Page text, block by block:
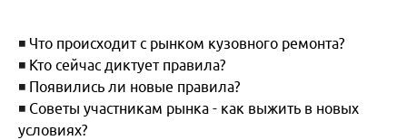
2. Дмитрий Щербухин - Начальник отдела
Автотехнической экспертизы, «АльфаСтрахование»
3. Сергей Кожевников - Вице-президент, Ренессанс
Страхование
◾ Что происходит с рынком кузовного ремонта?
◾ Кто сейчас диктует правила?
◾ Появились ли новые правила?
◾ Советы участникам рынка - как выжить в новых
условиях?